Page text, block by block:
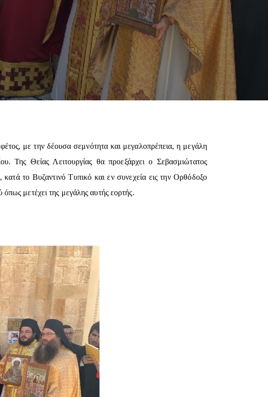
με την δέουσα σεμνότητα και μεγαλοπρέπεια, η μεγάλη
Της Θείας Λειτουργίας θα προεξάρχει ο Σεβασμιώτατος
το Βυζαντινό Τυπικό και εν συνεχεία εις την Ορθόδοξο
μετέχει της μεγάλης αυτής εορτής.